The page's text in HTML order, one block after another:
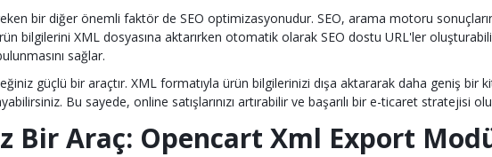
bir diğer önemli faktör de SEO optimizasyonudur. SEO, arama motoru
bilgilerini XML dosyasına aktarırken otomatik olarak SEO dostu URL'ler
sağlar.
güçlü bir araçtır. XML formatıyla ürün bilgilerinizi dışa aktararak daha geniş bir
Bu sayede, online satışlarınızı artırabilir ve başarılı bir e-ticaret stratejisi
Bir Araç: Opencart Xml Export